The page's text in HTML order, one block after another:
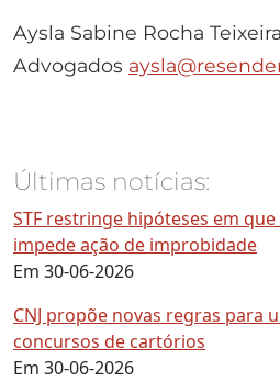
Aysla Sabine Rocha
Advogados
Últimas notícias:
STF restringe hipóteses em
impede ação de improbidade
Em 30-06-2026
CNJ propõe novas regras para
concursos de cartórios
Em 30-06-2026